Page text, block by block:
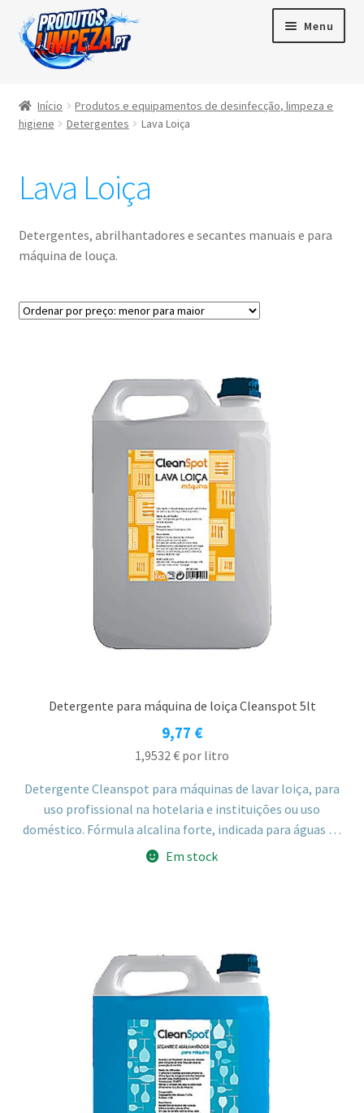
Menu
Contactos
Início
Produtos e equipamentos de desinfecção, limpeza e
higiene
Detergentes Lava Loiça
Lava Loiça
Detergentes, abrilhantadores e secantes manuais e para
máquina de louça.
Detergente para máquina de loiça Cleanspot 5lt
9,77 €
1,9532€ por litro
Detergente Cleanspot para máquinas de lavar loiça, para
uso profissional na hotelaria e instituições ou uso
doméstico. Fórmula alcalina forte, indicada para águas de
dureza macia a média em máquinas mono ou multi-
Em stock